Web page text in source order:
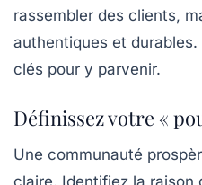
rassembler des clients,
authentiques et
clés pour y parvenir.
Définissez votre «
Une communauté